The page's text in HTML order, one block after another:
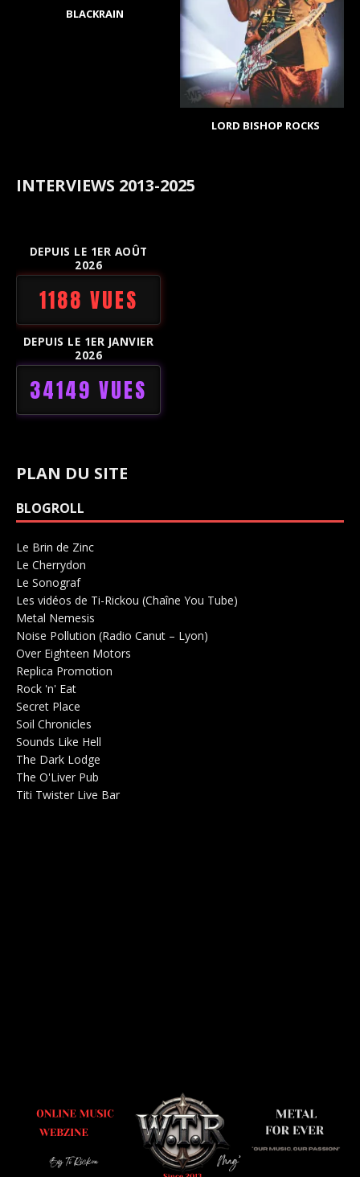
BLACKRAIN
LORD BISHOP ROCKS
INTERVIEWS 2013-2025
DEPUIS LE 1ER AOÛT
2026
1188 VUES
DEPUIS LE 1ER JANVIER
2026
34149 VUES
PLAN DU SITE
BLOGROLL
Le Brin de Zinc
Le Cherrydon
Le SonografSalle de concerts 0
Les vidéos de Ti-Rickou (Chaîne You Tube)
Metal Nemesis
Noise Pollution (Radio Canut – Lyon)
Over Eighteen Motors
Replica Promotion
Rock 'n' Eat
Secret Place
Soil Chronicles
Sounds Like Hell
The Dark Lodge
The O'Liver Pub
Titi Twister Live Bar